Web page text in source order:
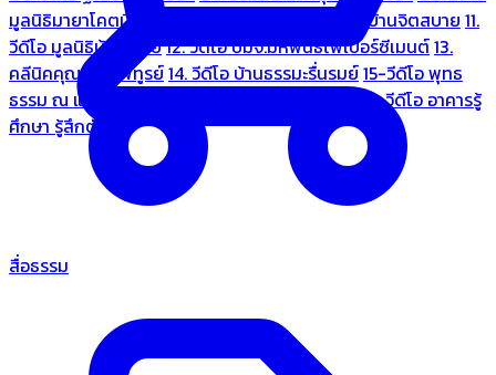
มูลนิธิมายาโคตมี
10. วีดีโอ บ้านจิตสบาย 11.
วีดีโอ มูลนิธิบ้านอารีย์12. วีดีโอ บมจ.มหพันธ์ไฟเบอร์ซีเมนต์13.
คลีนิคคุณหมอไพทูรย์14. วีดีโอ บ้านธรรมะรื่นรมย์15-วีดีโอ พุทธ
ธรรม ณ แดนพุทธภูมิ
19. วีดีโอ อาคารรู้
ศึกษา รู้สึกตัว
สื่อธรรม